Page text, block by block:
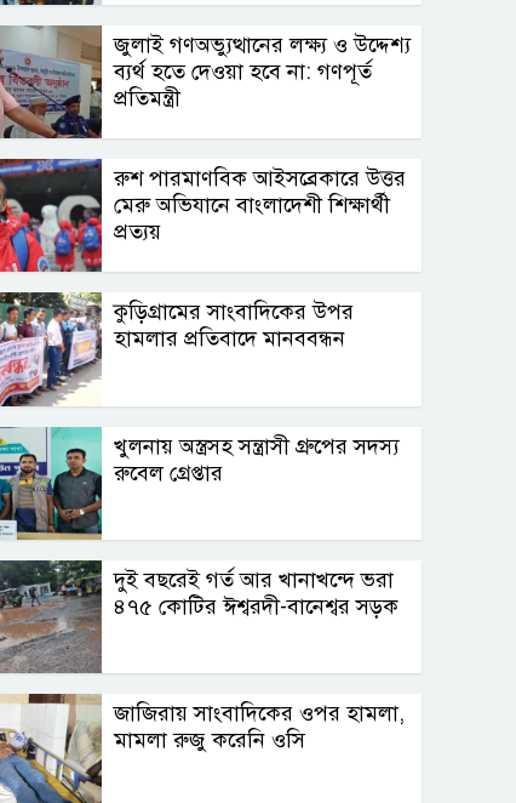
জুলাই গণঅভ্যুত্থানের লক্ষ্য ও উদ্দেশ্য
ব্যর্থ হতে দেওয়া হবে না: গণপূর্ত
প্রতিমন্ত্রী
রুশ পারমাণবিক আইসব্রেকারে উত্তর
মেরু অভিযানে বাংলাদেশী শিক্ষার্থী
প্রত্যয়
কুড়িগ্রামের সাংবাদিকের উপর
হামলার প্রতিবাদে মানববন্ধন
খুলনায় অস্ত্রসহ সন্ত্রাসী গ্রুপের সদস্য
রুবেল গ্রেপ্তার
দুই বছরেই গর্ত আর খানাখন্দে ভরা
৪৭৫ কোটির ঈশ্বরদী-বানেশ্বর সড়ক
জাজিরায় সাংবাদিকের ওপর হামলা,
মামলা রুজু করেনি ওসি